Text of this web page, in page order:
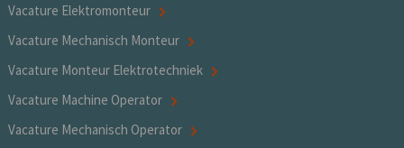
Vacature Elektromonteur
Vacature Mechanisch Monteur
Vacature Monteur Elektrotechniek
Vacature Machine Operator
Vacature Mechanisch Operator